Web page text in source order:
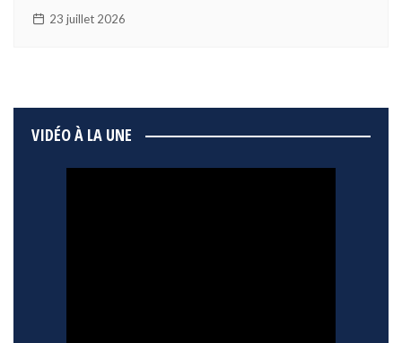
23 juillet 2026
VIDÉO À LA UNE